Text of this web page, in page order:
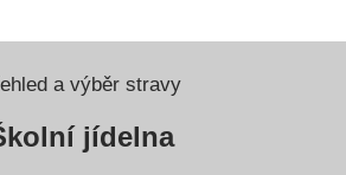
a výběr stravy
jídelna